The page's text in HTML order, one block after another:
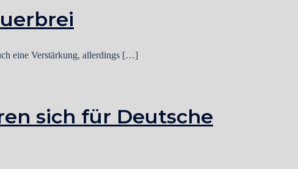
eine Verstärkung, allerdings […]
sich für Deutsche